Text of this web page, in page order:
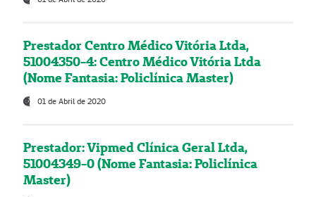
Prestador Centro Médico Vitória Ltda,
51004350-4: Centro Médico Vitória Ltda
(Nome Fantasia: Policlínica Master)
01 de Abril de 2020
Prestador: Vipmed Clínica Geral Ltda,
51004349-0 (Nome Fantasia: Policlínica
Master)